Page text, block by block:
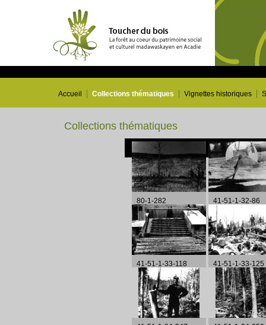
Accueil Collections thématiques Vignettes historiques
Collections thématiques
80-1-282 41-51-1-32-86
41-51-1-33-118 41-51-1-33-125